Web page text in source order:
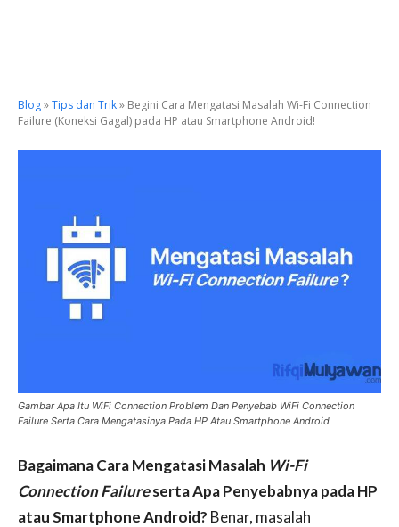
Blog»Tips dan Trik» Begini Cara Mengatasi Masalah Wi-Fi Connection
Failure (Koneksi Gagal) pada HP atau Smartphone Android!
Gambar Apa Itu WiFi Connection Problem Dan Penyebab WiFi Connection
Failure Serta Cara Mengatasinya Pada HP Atau Smartphone Android
Bagaimana Cara Mengatasi Masalah Wi-Fi
Connection Failureserta Apa Penyebabnya pada HP
atau Smartphone Android? Benar, masalah